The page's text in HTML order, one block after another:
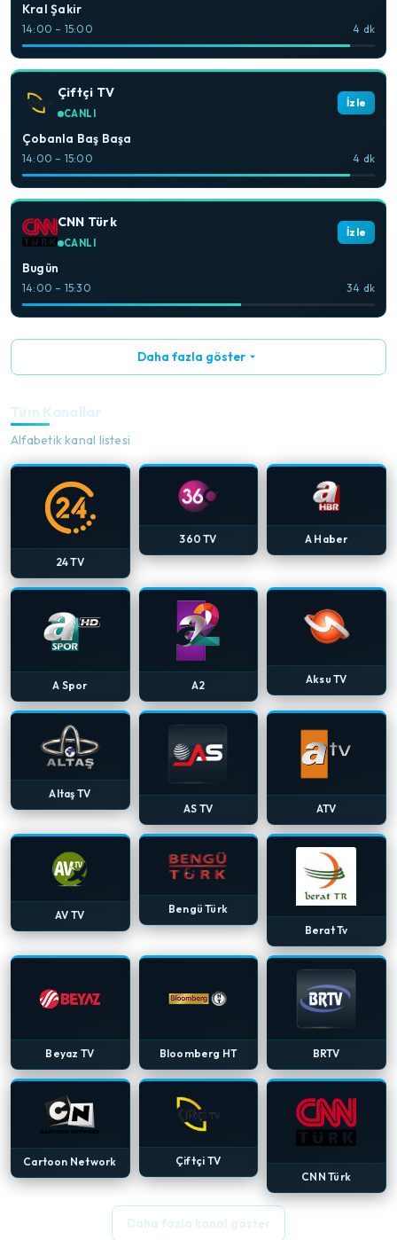
Kral Şakir
14:00 – 15:00 4 dk
Çiftçi TV
CANLI
İzle
Çobanla Baş Başa
14:00 – 15:00 4 dk
CNN Türk
CANLI
İzle
Bugün
14:00 – 15:30 34 dk
Daha fazla göster
Tüm Kanallar
Alfabetik kanal listesi
24 TV
360 TV A Haber
A Spor A2 Aksu TV
Altaş TV
AS TV
ATV
AV TV
Bengü Türk
Berat Tv
Beyaz TV Bloomberg HT BRTV
Cartoon Network
Çiftçi TV
CNN Türk
Daha fazla kanal göster